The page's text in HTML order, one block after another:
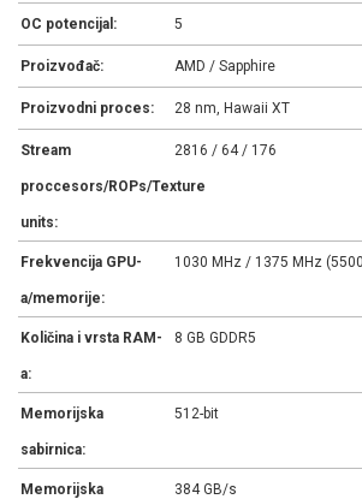
OC potencijal: 5
Proizvođač: AMD / Sapphire
Proizvodni proces: 28 nm, Hawaii XT
Stream
proccesors/ROPs/Texture
units:
2816 / 64 / 176
Frekvencija GPU-
a/memorije:
1030 MHz / 1375 MHz
Količina i vrsta RAM-
a:
8 GB GDDR5
Memorijska
sabirnica:
512-bit
Memorijska 384 GB/s